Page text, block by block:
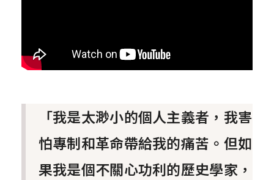
「我是太渺小的個人主義者，我害
怕專制和革命帶給我的痛苦。但如
果我是個不關心功利的歷史學家，